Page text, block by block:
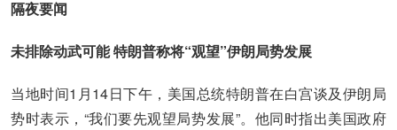
隔夜要闻
未排除动武可能 特朗普称将“观望”伊朗局势发展
当地时间1月14日下午，美国总统特朗普在白宫谈及伊朗局
势时表示，“我们要先观望局势发展”。他同时指出美国政府